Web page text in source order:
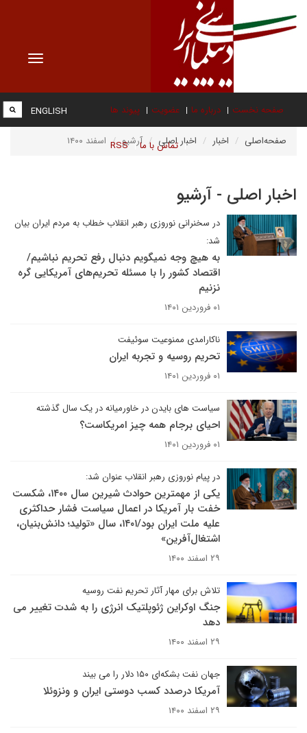
Toggle
صفحه نخست درباره ما عضویت پیوند ها
تماس با ما RSS
ENGLISH
صفحه‌اصلی اخبار اخبار اصلی آرشیو اسفند ۱۴۰۰
اخبار اصلی - آرشیو
در سخنرانی نوروزی رهبر انقلاب خطاب به مردم ایران بیان
شد:
به هیچ وجه نمیگویم دنبال رفع تحریم نباشیم/
اقتصاد کشور را با مسئله تحریم‌های آمریکایی گره
نزنیم
۰۱ فروردین ۱۴۰۱
ناکارامدی ممنوعیت سوئیفت
تحریم روسیه و تجربه ایران
۰۱ فروردین ۱۴۰۱
سیاست های بایدن در خاورمیانه در یک سال گذشته
احیای برجام همه چیز امریکاست؟
۰۱ فروردین ۱۴۰۱
در پیام نوروزی رهبر انقلاب عنوان شد:
یکی از مهمترین حوادث شیرین سال ۱۴۰۰، شکست
خفت بار آمریکا در اعمال سیاست فشار حداکثری
علیه ملت ایران بود/۱۴۰۱، سال «تولید؛ دانش‌بنیان،
اشتغال‌آفرین»
۲۹ اسفند ۱۴۰۰
تلاش برای مهار آثار تحریم نفت روسیه
جنگ اوکراین ژئوپلتیک انرژی را به شدت تغییر می
دهد
۲۹ اسفند ۱۴۰۰
جهان نفت بشکه‌ای ۱۵۰ دلار را می بیند
آمریکا درصدد کسب دوستی ایران و ونزوئلا
۲۹ اسفند ۱۴۰۰